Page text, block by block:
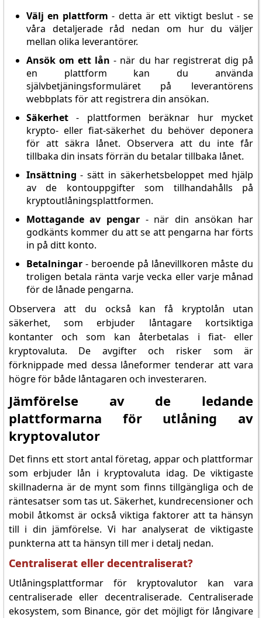
Välj en plattform - detta är ett viktigt beslut - se
våra detaljerade råd nedan om hur du väljer
mellan olika leverantörer.
Ansök om ett lån - när du har registrerat dig på
en plattform kan du använda
självbetjäningsformuläret på leverantörens
webbplats för att registrera din ansökan.
Säkerhet- plattformen beräknar hur mycket
krypto- eller fiat-säkerhet du behöver deponera
för att säkra lånet. Observera att du inte får
tillbaka din insats förrän du betalar tillbaka lånet.
Insättning - sätt in säkerhetsbeloppet med hjälp
av de kontouppgifter som tillhandahålls på
kryptoutlåningsplattformen.
Mottagande av pengar - när din ansökan har
godkänts kommer du att se att pengarna har förts
in på ditt konto.
Betalningar- beroende på lånevillkoren måste du
troligen betala ränta varje vecka eller varje månad
för de lånade pengarna.
Observera att du också kan få kryptolån utan
säkerhet, som erbjuder låntagare kortsiktiga
kontanter och som kan återbetalas i fiat- eller
kryptovaluta. De avgifter och risker som är
förknippade med dessa låneformer tenderar att vara
högre för både låntagaren och investeraren.
Jämförelse av de ledande
plattformarna för utlåning av
kryptovalutor
Det finns ett stort antal företag, appar och plattformar
som erbjuder lån i kryptovaluta idag. De viktigaste
skillnaderna är de mynt som finns tillgängliga och de
räntesatser som tas ut. Säkerhet, kundrecensioner och
mobil åtkomst är också viktiga faktorer att ta hänsyn
till i din jämförelse. Vi har analyserat de viktigaste
punkterna att ta hänsyn till mer i detalj nedan.
Centraliserat eller decentraliserat?
Utlåningsplattformar för kryptovalutor kan vara
centraliserade eller decentraliserade. Centraliserade
ekosystem, som Binance, gör det möjligt för långivare